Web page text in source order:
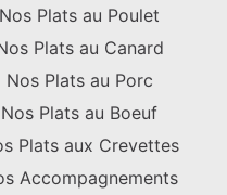
Nos Plats au Poulet
Plats au Canard
Nos Plats au Porc
Nos Plats au Boeuf
Plats aux Crevettes
Accompagnements